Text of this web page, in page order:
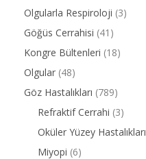
Olgularla Respiroloji (3)
Göğüs Cerrahisi (41)
Kongre Bültenleri (18)
Olgular (48)
Göz Hastalıkları (789)
Refraktif Cerrahi (3)
Oküler Yüzey Hastalıkları
Miyopi (6)